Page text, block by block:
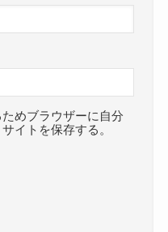
めブラウザーに自分
イトを保存する。